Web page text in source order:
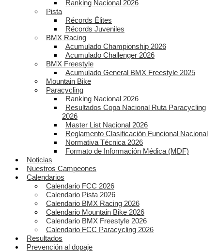
Ranking Nacional 2026
Pista
Récords Élites
Récords Juveniles
BMX Racing
Acumulado Championship 2026
Acumulado Challenger 2026
BMX Freestyle
Acumulado General BMX Freestyle 2025
Mountain Bike
Paracycling
Ranking Nacional 2026
Resultados Copa Nacional Ruta Paracycling
2026
Master List Nacional 2026
Reglamento Clasificación Funcional Nacional
Normativa Técnica 2026
Formato de Información Médica (MDF)
Noticias
Nuestros Campeones
Calendarios
Calendario FCC 2026
Calendario Pista 2026
Calendario BMX Racing 2026
Calendario Mountain Bike 2026
Calendario BMX Freestyle 2026
Calendario FCC Paracycling 2026
Resultados
Prevención al dopaje